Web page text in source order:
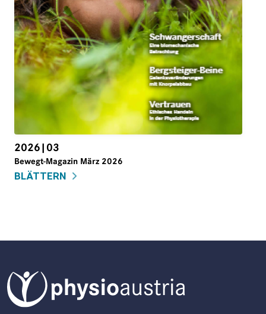
2026|03
Bewegt-Magazin März 2026
BLÄTTERN